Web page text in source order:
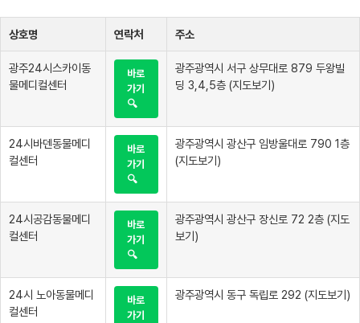
상호명 연락처 주소
광주24시스카이동
물메디컬센터
바로
가기
🔍
광주광역시 서구 상무대로 879 두왕빌
딩 3,4,5층 (지도보기)
24시바덴동물메디
컬센터
바로
가기
🔍
광주광역시 광산구 임방울대로 790 1층
(지도보기)
24시공감동물메디
컬센터
바로
가기
🔍
광주광역시 광산구 장신로 72 2층 (지도
보기)
24시 노아동물메디
컬센터
바로
가기
광주광역시 동구 독립로 292 (지도보기)